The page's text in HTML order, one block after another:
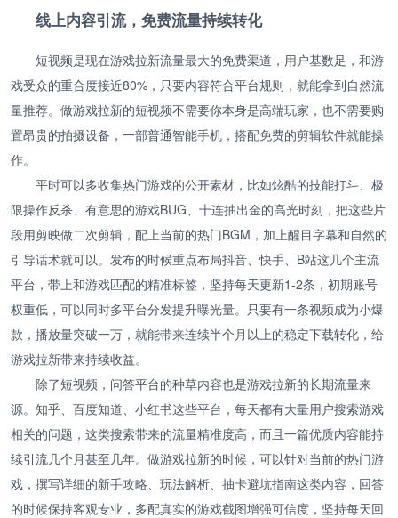
线上内容引流，免费流量持续转化
短视频是现在游戏拉新流量最大的免费渠道，用户基数足，和游
戏受众的重合度接近80%，只要内容符合平台规则，就能拿到自然流
量推荐。做游戏拉新的短视频不需要你本身是高端玩家，也不需要购
置昂贵的拍摄设备，一部普通智能手机，搭配免费的剪辑软件就能操
作。
平时可以多收集热门游戏的公开素材，比如炫酷的技能打斗、极
限操作反杀、有意思的游戏BUG、十连抽出金的高光时刻，把这些片
段用剪映做二次剪辑，配上当前的热门BGM，加上醒目字幕和自然的
引导话术就可以。发布的时候重点布局抖音、快手、B站这几个主流
平台，带上和游戏匹配的精准标签，坚持每天更新1-2条，初期账号
权重低，可以同时多平台分发提升曝光量。只要有一条视频成为小爆
款，播放量突破一万，就能带来连续半个月以上的稳定下载转化，给
游戏拉新带来持续收益。
除了短视频，问答平台的种草内容也是游戏拉新的长期流量来
源。知乎、百度知道、小红书这些平台，每天都有大量用户搜索游戏
相关的问题，这类搜索带来的流量精准度高，而且一篇优质内容能持
续引流几个月甚至几年。做游戏拉新的时候，可以针对当前的热门游
戏，撰写详细的新手攻略、玩法解析、抽卡避坑指南这类内容，回答
的时候保持客观专业，多配真实的游戏截图增强可信度，坚持每天回